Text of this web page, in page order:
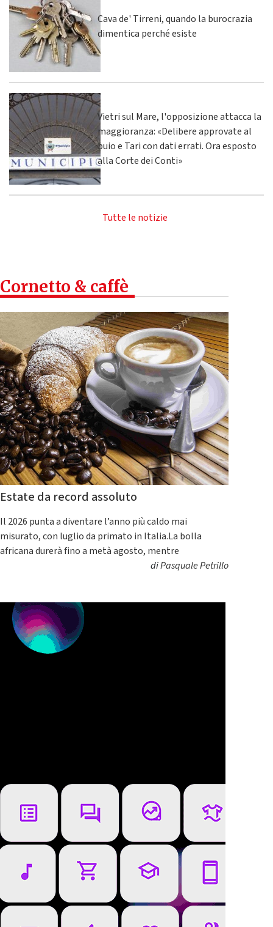
Cava de' Tirreni, quando la burocrazia
dimentica perché esiste
Vietri sul Mare, l'opposizione attacca la
maggioranza: «Delibere approvate al
buio e Tari con dati errati. Ora esposto
alla Corte dei Conti»
Tutte le notizie
Cornetto & caffè
Estate da record assoluto
Il 2026 punta a diventare l’anno più caldo mai
misurato, con luglio da primato in Italia.La bolla
africana durerà fino a metà agosto, mentre
diPasquale Petrillo